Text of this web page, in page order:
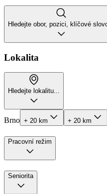
Hledejte obor, pozici, klíčové
Lokalita
Hledejte lokalitu...
Brno + 20 km + 20 km
Pracovní režim
Seniorita